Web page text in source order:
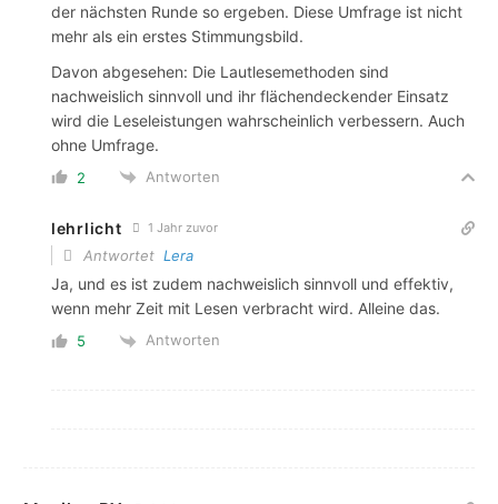
der nächsten Runde so ergeben. Diese Umfrage ist nicht
mehr als ein erstes Stimmungsbild.
Davon abgesehen: Die Lautlesemethoden sind
nachweislich sinnvoll und ihr flächendeckender Einsatz
wird die Leseleistungen wahrscheinlich verbessern. Auch
ohne Umfrage.
2 Antworten
lehrlicht 1 Jahr zuvor
Antwortet Lera
Ja, und es ist zudem nachweislich sinnvoll und effektiv,
wenn mehr Zeit mit Lesen verbracht wird. Alleine das.
5 Antworten